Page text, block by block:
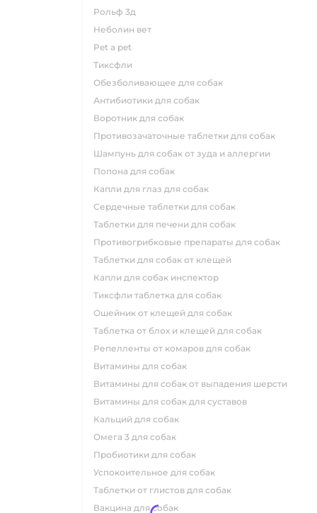
рольф 3д
неболин вет
pet a pet
тиксфли
обезболивающее для собак
антибиотики для собак
воротник для собак
противозачаточные таблетки для собак
шампунь для собак от зуда и аллергии
попона для собак
капли для глаз для собак
сердечные таблетки для собак
таблетки для печени для собак
противогрибковые препараты для собак
таблетки для собак от клещей
капли для собак инспектор
тиксфли таблетка для собак
ошейник от клещей для собак
таблетка от блох и клещей для собак
репелленты от комаров для собак
витамины для собак
витамины для собак от выпадения шерсти
витамины для собак для суставов
кальций для собак
омега 3 для собак
пробиотики для собак
успокоительное для собак
таблетки от глистов для собак
вакцина для собак